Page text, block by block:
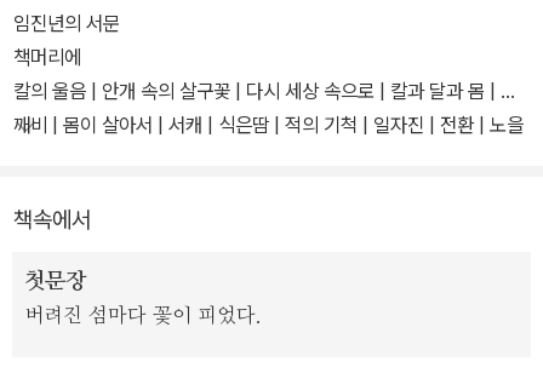
이라는 실존은 사라지고 없다. 이 소설은 당대의 사건들 속에 이순신
이라는 개인을 다루며 이순신을 인간적인 존재로 표현한다.
작가 김훈은 이 소설을 통해 공동체와 역사에 책임을 져야 할 위치에
간 속에서도 달라진 바 없는 한국 문화의 혼미한 정체성 등을 이야기
임진년의 서문
책머리에
칼의 울음 | 안개 속의 살구꽃 | 다시 세상 속으로 | 칼과 달과 몸 | 허
깨비 | 몸이 살아서 | 서캐 | 식은땀 | 적의 기척 | 일자진 | 전환 | 노을
거운 몸 | 물들이기 | 베어지지 않는 것들 | 국물언어와 울음 | 밥 | 아
억 | 더듬이 | 날개 | 달무리 | 옥수수숲의 바람과 시간 | 백골과 백설 |
인후 | 적의 해, 적의 달 | 몸이며 이슬이여 | 소금 | 서늘한 중심 | 빈손
책속에서
첫문장
버려진 섬마다 꽃이 피었다.